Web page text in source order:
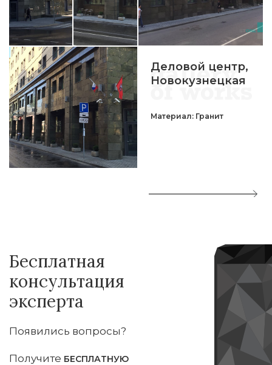
Деловой центр,
Новокузнецкая
Материал: Гранит
Бесплатная
консультация
эксперта
Появились вопросы?
Получите БЕСПЛАТНУЮ